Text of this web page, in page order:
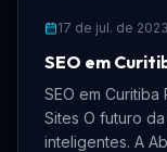
17 de jul. de 2023
SEO em
SEO em Curitiba
Sites O futuro
inteligentes. A